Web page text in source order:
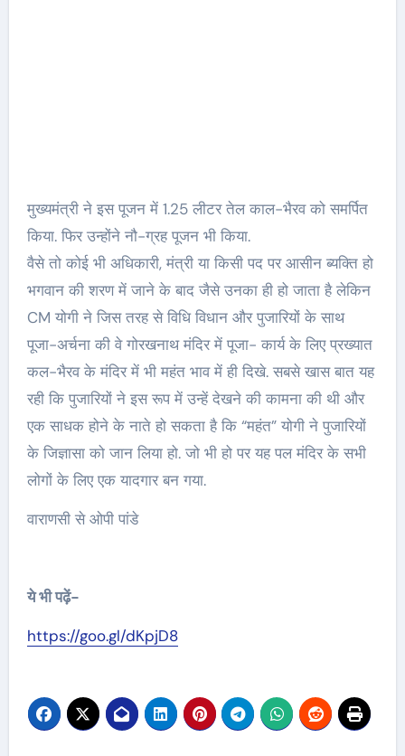
मुख्यमंत्री ने इस पूजन में 1.25 लीटर तेल काल-भैरव को समर्पित
किया. फिर उन्होंने नौ-ग्रह पूजन भी किया.
वैसे तो कोई भी अधिकारी, मंत्री या किसी पद पर आसीन ब्यक्ति हो
भगवान की शरण में जाने के बाद जैसे उनका ही हो जाता है लेकिन
CM योगी ने जिस तरह से विधि विधान और पुजारियों के साथ
पूजा-अर्चना की वे गोरखनाथ मंदिर में पूजा- कार्य के लिए प्रख्यात
कल-भैरव के मंदिर में भी महंत भाव में ही दिखे. सबसे खास बात यह
रही कि पुजारियों ने इस रूप में उन्हें देखने की कामना की थी और
एक साधक होने के नाते हो सकता है कि “महंत” योगी ने पुजारियों
के जिज्ञासा को जान लिया हो. जो भी हो पर यह पल मंदिर के सभी
लोगों के लिए एक यादगार बन गया.
वाराणसी से ओपी पांडे
ये भी पढ़ें-
https://goo.gl/dKpjD8